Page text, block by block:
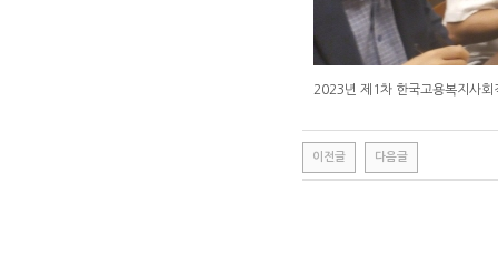
2023년 제1차 한국고용복지사
이전글 다음글